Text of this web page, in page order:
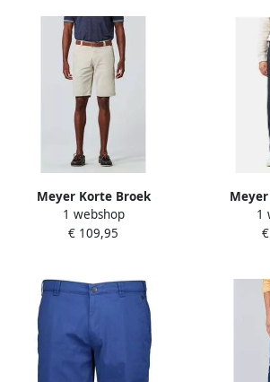
Meyer Korte Broek
4066272735398
1 webshop
€ 109,95
1